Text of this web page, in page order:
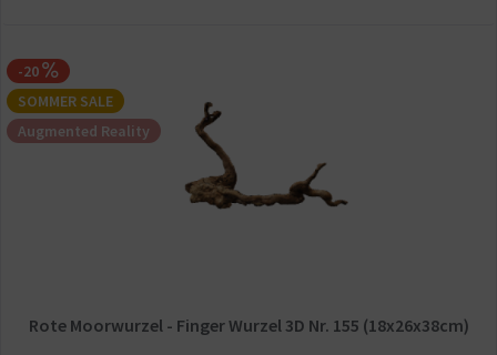
-20
SOMMER SALE
Augmented Reality
Rote Moorwurzel - Finger Wurzel 3D Nr. 155 (18x26x38cm)